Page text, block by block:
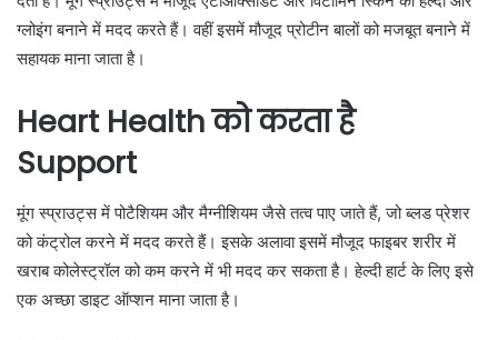
ग्लोइंग बनाने में मदद करते हैं। वहीं इसमें मौजूद प्रोटीन बालों को मजबूत बनाने में
सहायक माना जाता है।
Heart Health को करता है
Support
मूंग स्प्राउट्स में पोटैशियम और मैग्नीशियम जैसे तत्व पाए जाते हैं, जो ब्लड प्रेशर
को कंट्रोल करने में मदद करते हैं। इसके अलावा इसमें मौजूद फाइबर शरीर में
खराब कोलेस्ट्रॉल को कम करने में भी मदद कर सकता है। हेल्दी हार्ट के लिए इसे
एक अच्छा डाइट ऑप्शन माना जाता है।